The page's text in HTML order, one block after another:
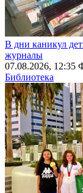
В дни каникул
журналы
07.08.2026, 12:35
Библиотека